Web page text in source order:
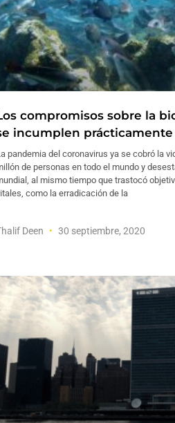
compromisos sobre la
incumplen
pandemia del coronavirus ya se cobró la
de personas en todo el mundo y
al mismo tiempo que trastocó
como la erradicación de la
Deen 30 septiembre, 2020